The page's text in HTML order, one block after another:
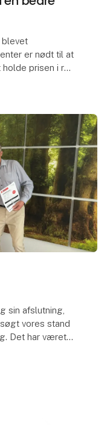
blevet
er nødt til at
prisen i ro.
sin afslutning,
vores stand
Det har været